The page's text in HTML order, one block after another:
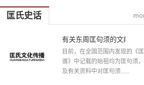
匡氏史话
有关东周匡句须的文献记载
目前，在全国范围内发现的《
谱》中记载的始祖均为匡句须
及有关资料中对匡句须......